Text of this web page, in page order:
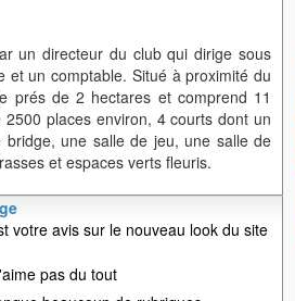
un directeur du club qui dirige sous
et un comptable. Situé à proximité du
prés de 2 hectares et comprend 11
places environ, 4 courts dont un
une salle de jeu, une salle de
et espaces verts fleuris.
votre avis sur le nouveau look du site
pas du tout